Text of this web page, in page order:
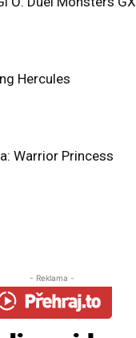
Hercules
Warrior Princess
- Reklama -